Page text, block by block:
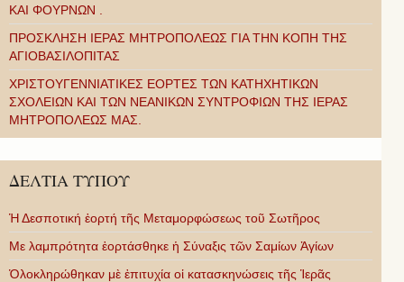
ΚΑΙ ΦΟΥΡΝΩΝ .
ΠΡΟΣΚΛΗΣΗ ΙΕΡΑΣ ΜΗΤΡΟΠΟΛΕΩΣ ΓΙΑ ΤΗΝ ΚΟΠΗ ΤΗΣ
ΑΓΙΟΒΑΣΙΛΟΠΙΤΑΣ
ΧΡΙΣΤΟΥΓΕΝΝΙΑΤΙΚΕΣ ΕΟΡΤΕΣ ΤΩΝ ΚΑΤΗΧΗΤΙΚΩΝ
ΣΧΟΛΕΙΩΝ ΚΑΙ ΤΩΝ ΝΕΑΝΙΚΩΝ ΣΥΝΤΡΟΦΙΩΝ ΤΗΣ ΙΕΡΑΣ
ΜΗΤΡΟΠΟΛΕΩΣ ΜΑΣ.
ΔΕΛΤΙΑ ΤΥΠΟΥ
Ἡ Δεσποτική ἑορτή τῆς Μεταμορφώσεως τοῦ Σωτῆρος
Με λαμπρότητα ἑορτάσθηκε ἡ Σύναξις τῶν Σαμίων Ἁγίων
Ὁλοκληρώθηκαν μὲ ἐπιτυχία οἱ κατασκηνώσεις τῆς Ἱερᾶς